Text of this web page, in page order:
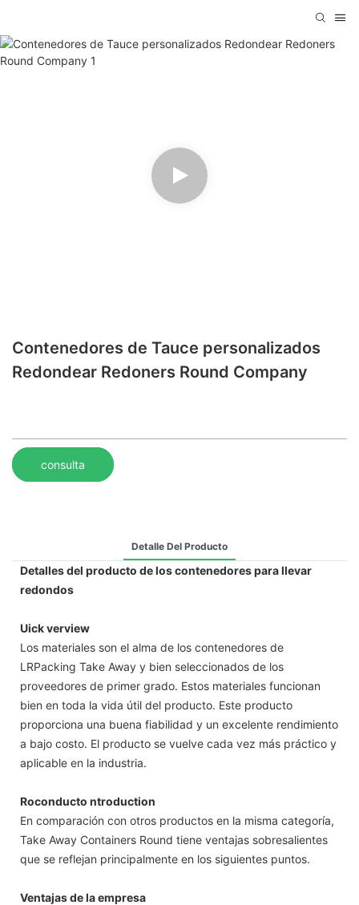
Contenedores de Tauce personalizados
Redondear Redoners Round Company
consulta
Detalle Del Producto
Detalles del producto de los contenedores para llevar
redondos
Uick verview
Los materiales son el alma de los contenedores de
LRPacking Take Away y bien seleccionados de los
proveedores de primer grado. Estos materiales funcionan
bien en toda la vida útil del producto. Este producto
proporciona una buena fiabilidad y un excelente rendimiento
a bajo costo. El producto se vuelve cada vez más práctico y
aplicable en la industria.
Roconducto ntroduction
En comparación con otros productos en la misma categoría,
Take Away Containers Round tiene ventajas sobresalientes
que se reflejan principalmente en los siguientes puntos.
Ventajas de la empresa